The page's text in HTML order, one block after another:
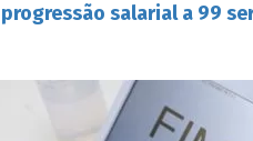
progressão salarial a 99